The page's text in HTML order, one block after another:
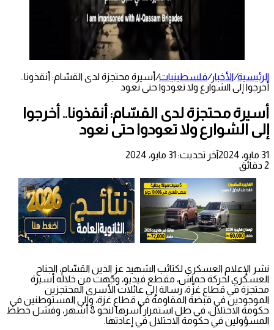
الرئيسية/الأخبار/فلسطينيات/أسيرة محتجزة لدى القسّام: أنقذونا..
أخرجوا إلى الشوارع ولا تعودوا حتى نعود
أسيرة محتجزة لدى القسّام: أنقذونا.. أخرجوا
إلى الشوارع ولا تعودوا حتى نعود
31 مايو، 2024
آخر تحديث: 31 مايو، 2024
2 دقائق
نشر الإعلام العسكري لكتائب الشهيد عز الدين القسّام، الجناح
العسكري لحركة حماس، مقطع فيديو، وجّهت من خلاله أسيرة
محتجزة في قطاع غزّة، رسالة إلى عائلات الأسرى المحتجزين
الموجودين في قبضة المقاومة في قطاع غزة، وإلى المستوطنين في
حكومة الاحتلال، في ظل استمرار أسرها لنحو 8 أشهر، وفشل خطط
المسؤولين في حكومة الاحتلال في إعادتها.